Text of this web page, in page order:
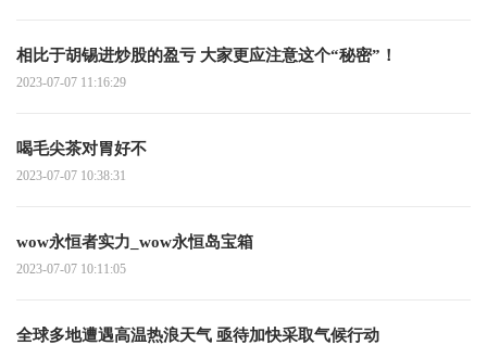
相比于胡锡进炒股的盈亏 大家更应注意这个“秘密”！
2023-07-07 11:16:29
喝毛尖茶对胃好不
2023-07-07 10:38:31
wow永恒者实力_wow永恒岛宝箱
2023-07-07 10:11:05
全球多地遭遇高温热浪天气 亟待加快采取气候行动